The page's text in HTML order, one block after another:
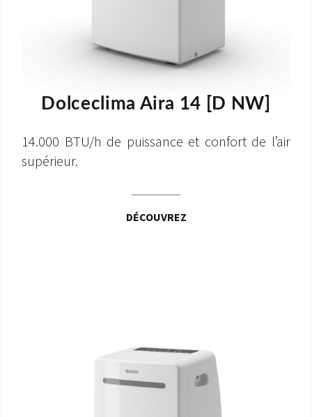
Dolceclima Aira 14 [D NW]
14.000 BTU/h de puissance et confort de l’air
supérieur.
DÉCOUVREZ